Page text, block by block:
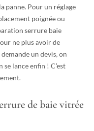
panne. Pour un réglage
poignée ou
serrure baie
ne plus avoir de
un devis, on
lance enfin ! C’est
de baie vitrée